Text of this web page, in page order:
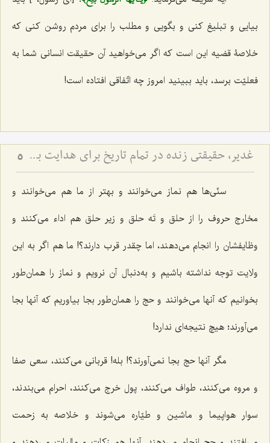
بیایی و تبلیغ کنی و بگویی و مطلب را برای مردم روشن کنی که
خلاصۀ قضیه این است که اگر می‌خواهید آن حقیقت انسانی شما به
فعلیّت برسد، باید ببینید امروز چه اتّفاقی افتاده است!
غدیر، حقیقتی زنده در تمام تاریخ برای هدایت بشر - توضیحی در رابطه با حدیث عشیره 5
سنّی‌ها هم نماز می‌خوانند و بهتر از ما هم می‌خوانند و
مخارج حروف را از حلق و تَه حلق و زیر حلق هم اداء می‌کنند و
وظایفشان را انجام می‌دهند، اما چقدر قرب دارند؟! ما هم اگر به این
ولایت توجه نداشته باشیم و به‌دنبال آن نرویم و نماز را همان‌طور
بخوانیم که آنها می‌خوانند و حج را همان‌طور بجا بیاوریم که آنها بجا
می‌آ‌ورند؛ هیچ نتیجه‌ای ندارد!
مگر آنها حج بجا نمی‌آورند؟! بله! قربانی می‌کنند، سعی صفا
و مروه می‌کنند، طواف می‌کنند، پول خرج می‌کنند، احرام می‌بندند،
سوار هواپیما و ماشین و طیّاره می‌شوند و خلاصه به زحمت